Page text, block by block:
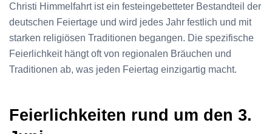
Christi Himmelfahrt ist ein festeingebetteter Bestandteil der
deutschen Feiertage und wird jedes Jahr festlich und mit
starken religiösen Traditionen begangen. Die spezifische
Feierlichkeit hängt oft von regionalen Bräuchen und
Traditionen ab, was jeden Feiertag einzigartig macht.
Feierlichkeiten rund um den 3.